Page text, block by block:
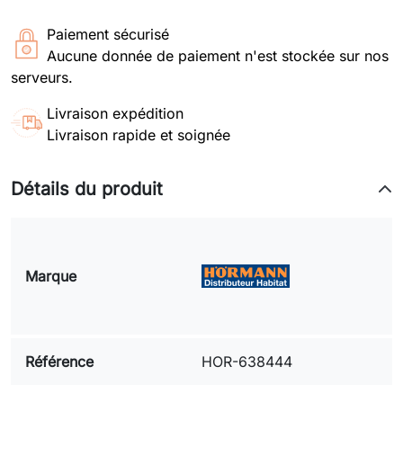
Paiement sécurisé
Aucune donnée de paiement n'est stockée sur nos
serveurs.
Livraison expédition
Livraison rapide et soignée
Détails du produit
Marque
Référence HOR-638444